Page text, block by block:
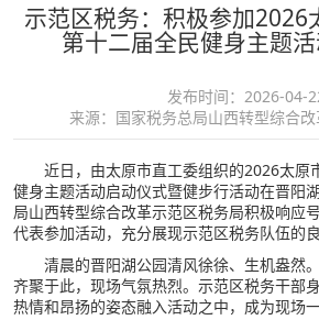
示范区税务：积极参加2026
第十二届全民健身主题
发布时间：2026-04-
来源：国家税务总局山西转型综合
近日，由太原市直工委组织的2026太原
健身主题活动启动仪式暨健步行活动在晋阳
局山西转型综合改革示范区税务局积极响应
代表参加活动，充分展现示范区税务队伍的良
清晨的晋阳湖公园清风徐徐、生机盎然
齐聚于此，现场气氛热烈。示范区税务干部
热情和昂扬的姿态融入活动之中，成为现场